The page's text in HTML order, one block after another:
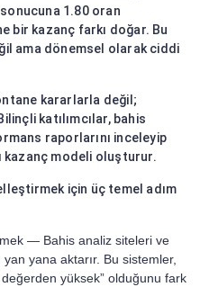
sonucuna 1.80 oran
bir kazanç farkı doğar. Bu
ama dönemsel olarak ciddi
kararlarla değil;
katılımcılar, bahis
raporlarını inceleyip
kazanç modeli oluşturur.
için üç temel adım
— Bahis analiz siteleri ve
yana aktarır. Bu sistemler,
yüksek” olduğunu fark